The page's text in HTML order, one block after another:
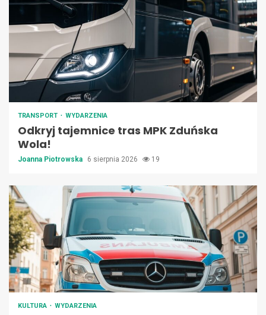
TRANSPORT WYDARZENIA
Odkryj tajemnice tras MPK Zduńska
Wola!
Joanna Piotrowska 6 sierpnia 2026 19
KULTURA WYDARZENIA